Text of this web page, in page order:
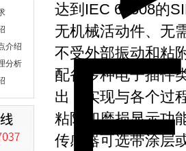
介绍
分析
达到IEC 61508的
无机械活动件、无
不受外部振动和粘
配备多种电子插件
出，实现与各个过
粘附和磨损显示功
传感器可选带涂层